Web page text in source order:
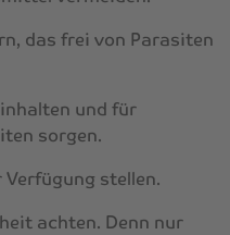
das frei von Parasiten
und für
sorgen.
stellen.
achten. Denn nur